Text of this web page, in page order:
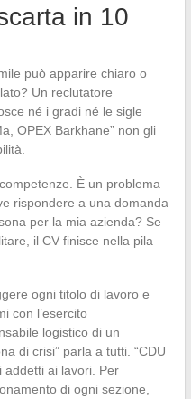
in 10
può apparire chiaro o
Un reclutatore
né i gradi né le sigle
OPEX Barkhane” non gli
È un problema
rispondere a una domanda
per la mia azienda? Se
il CV finisce nella pila
ogni titolo di lavoro e
con l’esercito
logistico di un
di crisi” parla a tutti. “CDU
addetti ai lavori. Per
di ogni sezione,